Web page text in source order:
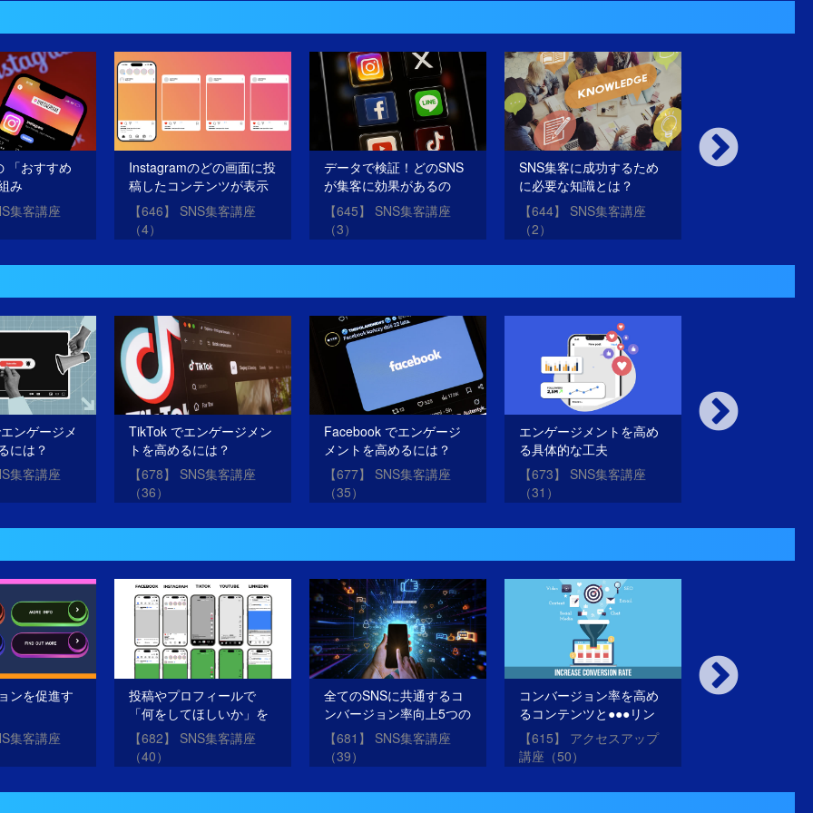
「おすすめ
み
集客講座
Instagramのどの画面に投
稿したコンテンツが表示
されるのか？
【646】 SNS集客講座
（4）
データで検証！どのSNS
が集客に効果があるの
か？
【645】 SNS集客講座
（3）
SNS集客に成功するため
に必要な知識とは？
【644】 SNS集客講座
（2）
SNSは圧倒的に
ンゲージメ
には？
集客講座
TikTok でエンゲージメン
トを高めるには？
【678】 SNS集客講座
（36）
Facebook でエンゲージ
メントを高めるには？
【677】 SNS集客講座
（35）
エンゲージメントを高め
る具体的な工夫
【673】 SNS集客講座
（31）
エンゲージメン
ンを促進す
集客講座
投稿やプロフィールで
「何をしてほしいか」を
明確に伝えよう！
【682】 SNS集客講座
（40）
全てのSNSに共通するコ
ンバージョン率向上5つの
原則
【681】 SNS集客講座
（39）
コンバージョン率を高め
るコンテンツと●●●リン
クとは？
【615】 アクセスアップ
講座（50）
CTAと●●●の内